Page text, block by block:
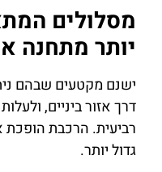
מסלולים
יותר מתחנה
ישנם מקטעים שבהם
דרך אזור ביניים,
רביעית. הרכבת
גדול יותר.